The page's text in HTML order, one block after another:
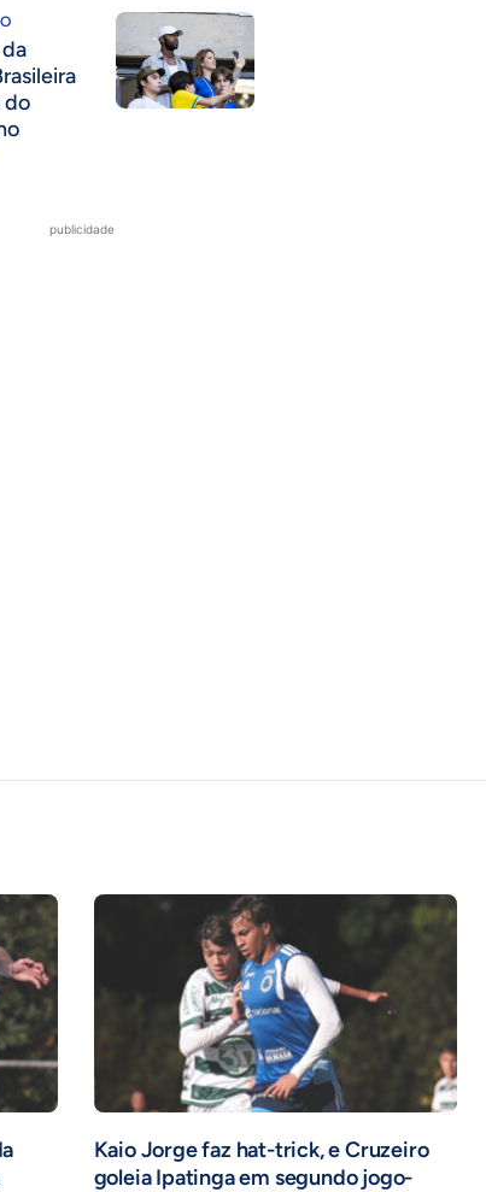
do
publicidade
Kaio Jorge faz hat-trick, e Cruzeiro
goleia Ipatinga em segundo jogo-